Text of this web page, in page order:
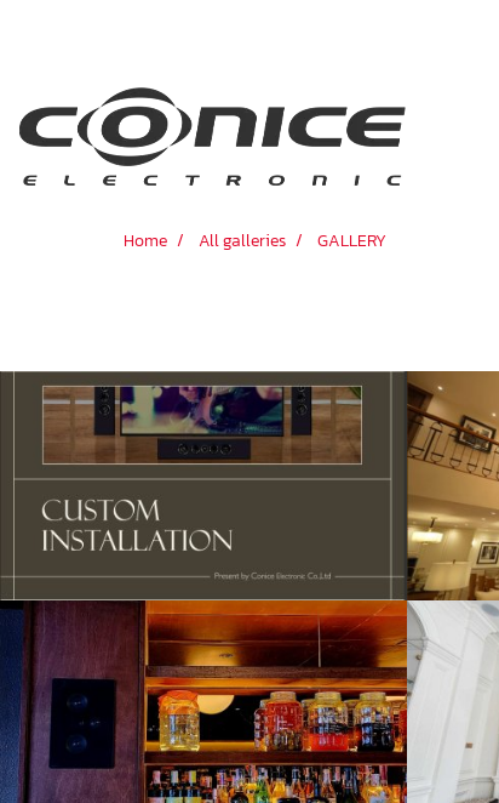
Home All galleries GALLERY
CASA EKAMAI28 หลังที่2
3692 View
Home Theater & Multiroom Audio
4526 View